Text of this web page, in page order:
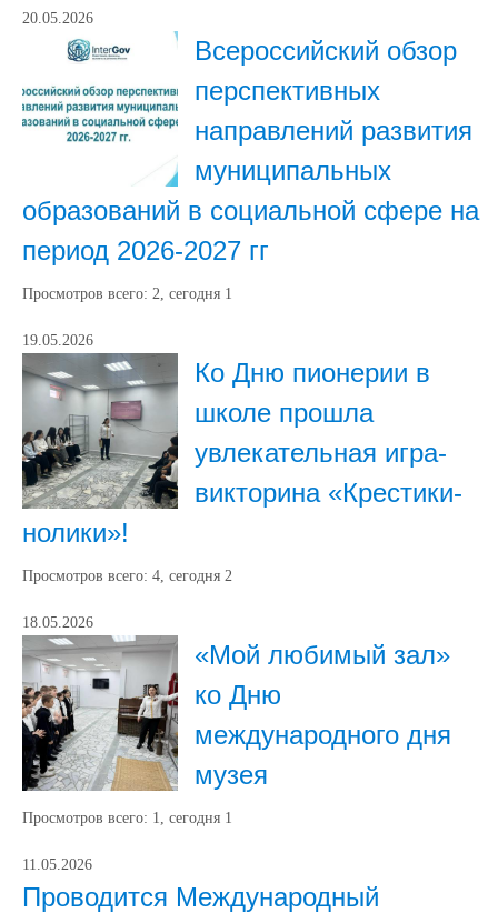
20.05.2026
Всероссийский обзор
перспективных
направлений развития
муниципальных
образований в социальной сфере на
период 2026-2027 гг
Просмотров всего: 2, сегодня 1
19.05.2026
Ко Дню пионерии в
школе прошла
увлекательная игра-
викторина «Крестики-
нолики»!
Просмотров всего: 4, сегодня 2
18.05.2026
«Мой любимый зал»
ко Дню
международного дня
музея
Просмотров всего: 1, сегодня 1
11.05.2026
Проводится Международный